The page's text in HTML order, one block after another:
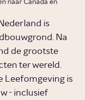
naar Canada en
is
Na
de grootste
ter wereld.
Leefomgeving is
- inclusief